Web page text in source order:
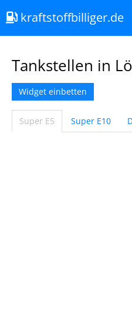
kraftstoffbilliger.de
Tankstellen in
Widget einbetten
Super E5 Super E10